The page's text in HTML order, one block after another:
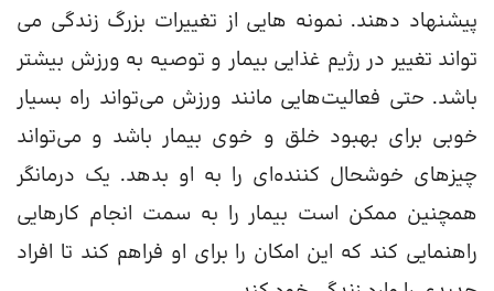
پیشنهاد دهند. نمونه هایی از تغییرات بزرگ زندگی می
تواند تغییر در رژیم غذایی بیمار و توصیه به ورزش بیشتر
باشد. حتی فعالیت‌هایی مانند ورزش می‌تواند راه بسیار
خوبی برای بهبود خلق و خوی بیمار باشد و می‌تواند
چیزهای خوشحال کننده‌ای را به او بدهد. یک درمانگر
همچنین ممکن است بیمار را به سمت انجام کارهایی
راهنمایی کند که این امکان را برای او فراهم کند تا افراد